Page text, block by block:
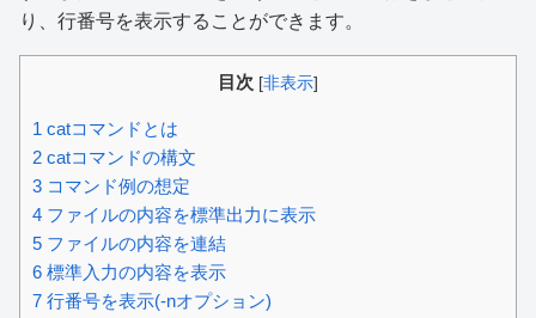
り、行番号を表示することができます。
目次 [非表示]
1 catコマンドとは
2 catコマンドの構文
3 コマンド例の想定
4 ファイルの内容を標準出力に表示
5 ファイルの内容を連結
6 標準入力の内容を表示
7 行番号を表示(-nオプション)